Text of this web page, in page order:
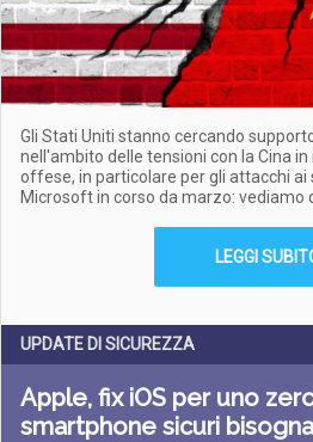
Gli Stati Uniti stanno cercando
nell'ambito delle tensioni con la Cina
offese, in particolare per gli attacchi ai
Microsoft in corso da marzo: vediamo
LEGGI
UPDATE DI SICUREZZA
Apple, fix iOS per uno
smartphone sicuri